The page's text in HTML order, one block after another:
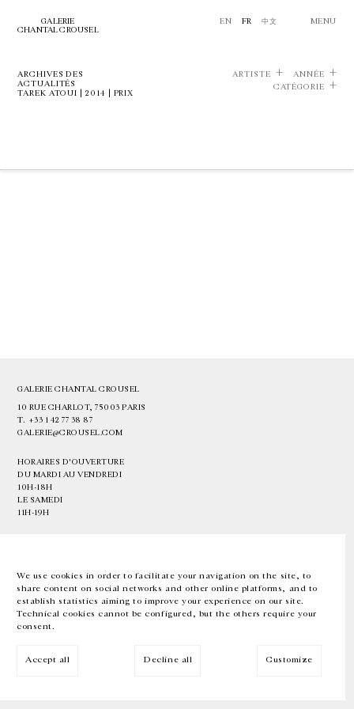
We use cookies in order to facilitate your navigation on the site, to
share content on social networks and other online platforms, and to
establish statistics aiming to improve your experience on our site.
Technical cookies cannot be configured, but the others require your
consent.
Accept all Decline all Customize
GALERIE
CHANTAL CROUSEL
EN FR 中文 MENU
ARCHIVES DES
ACTUALITÉS
TAREK ATOUI | 2014 | PRIX
ARTISTE
ANNÉE
CATÉGORIE
GALERIE CHANTAL CROUSEL
10 RUE CHARLOT, 75003 PARIS
T. +33 1 42 77 38 87
GALERIE@CROUSEL.COM
HORAIRES D'OUVERTURE
DU MARDI AU VENDREDI
10H-18H
LE SAMEDI
11H-19H
EN FR 中文 Facebook Instagram
Inscrivez-vous à notre newsletter